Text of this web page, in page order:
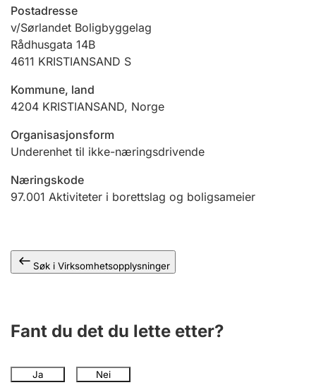
Offentlig sektor
Postadresse
v/Sørlandet Boligbyggelag
Rådhusgata 14B
4611 KRISTIANSAND S
Kommune, land
4204 KRISTIANSAND, Norge
Organisasjonsform
Underenhet til ikke-næringsdrivende
Næringskode
97.001 Aktiviteter i borettslag og boligsameier
Søk i Virksomhetsopplysninger
Fant du det du lette etter?
Ja Nei